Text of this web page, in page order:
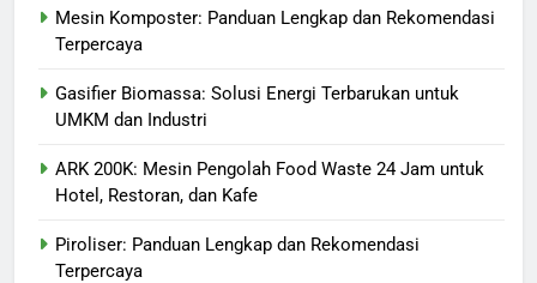
Mesin Komposter: Panduan Lengkap dan Rekomendasi
Terpercaya
Gasifier Biomassa: Solusi Energi Terbarukan untuk
UMKM dan Industri
ARK 200K: Mesin Pengolah Food Waste 24 Jam untuk
Hotel, Restoran, dan Kafe
Piroliser: Panduan Lengkap dan Rekomendasi
Terpercaya